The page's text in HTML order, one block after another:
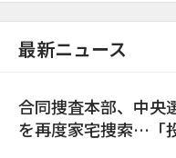
最新ニュース
合同捜査本部、中央
を再度家宅捜索…「